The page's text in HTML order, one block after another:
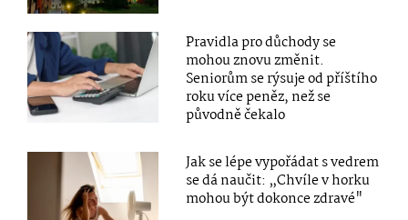
Pravidla pro důchody se
mohou znovu změnit.
Seniorům se rýsuje od příštího
roku více peněz, než se
původně čekalo
Jak se lépe vypořádat s vedrem
se dá naučit: „Chvíle v horku
mohou být dokonce zdravé"